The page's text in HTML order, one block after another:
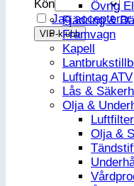
Kön
Jag
Övrig
Fjädring &
Framvagn
Kapell
Luftintag ATV
Lås &
Olja &
Luftfilter
Olja &